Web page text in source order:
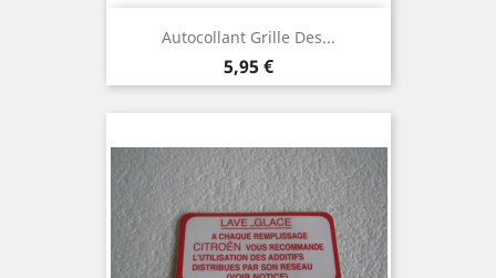
Autocollant Grille Des...
Prix
5,95 €